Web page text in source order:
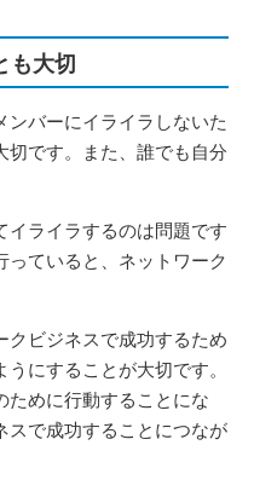
も大切
ンバーにイライラしないた
切です。また、誰でも自分
イライラするのは問題です
っていると、ネットワーク
クビジネスで成功するため
にすることが大切です。
ために行動することにな
スで成功することにつなが